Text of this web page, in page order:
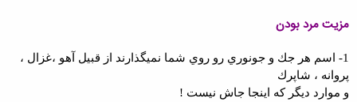
مزيت مرد بودن
1- اسم هر جك و جونوري رو روي شما نميگذارند از قبيل آهو ،غزال ،
پروانه ، شاپرك
و موارد ديگر كه اينجا جاش نيست !